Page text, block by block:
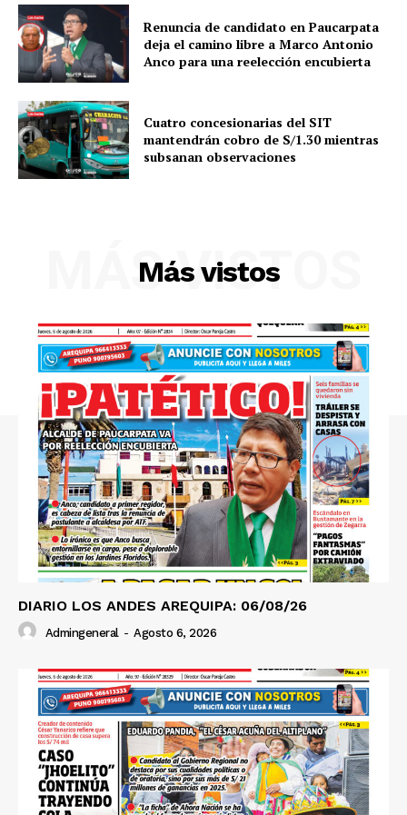
Diario los Andes
Nosotros
Contacto
Prensa
Renuncia de candidato en Paucarpata
deja el camino libre a Marco Antonio
Anco para una reelección encubierta
Cuatro concesionarias del SIT
mantendrán cobro de S/1.30 mientras
subsanan observaciones
Más vistos
MÁS VISTOS
DIARIO LOS ANDES AREQUIPA: 06/08/26
Admingeneral - Agosto 6, 2026